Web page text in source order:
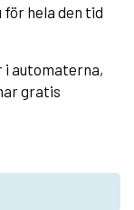
hela den tid
i automaterna,
gratis